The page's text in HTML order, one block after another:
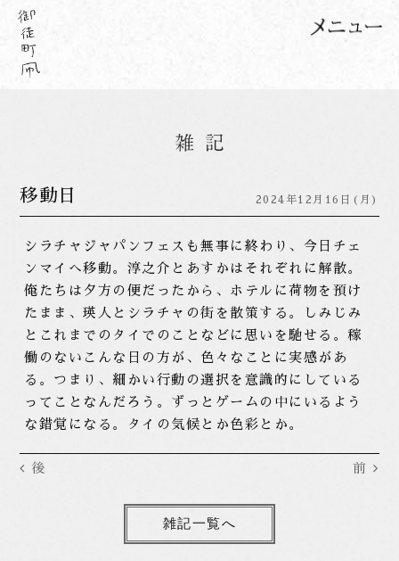
移動日 2024年12月16日(月)
シラチャジャパンフェスも無事に終わり、今日チェ
ンマイへ移動。淳之介とあすかはそれぞれに解散。
俺たちは夕方の便だったから、ホテルに荷物を預け
たまま、瑛人とシラチャの街を散策する。しみじみ
とこれまでのタイでのことなどに思いを馳せる。稼
働のないこんな日の方が、色々なことに実感があ
る。つまり、細かい行動の選択を意識的にしている
ってことなんだろう。ずっとゲームの中にいるよう
な錯覚になる。タイの気候とか色彩とか。
後 前
雑記一覧へ